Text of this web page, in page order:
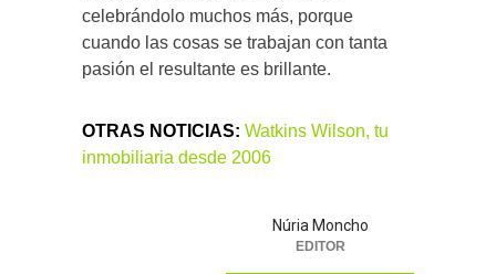
celebrándolo muchos más, porque
cuando las cosas se trabajan con tanta
pasión el resultante es brillante.
OTRAS NOTICIAS: Watkins Wilson, tu
inmobiliaria desde 2006
Núria Moncho
EDITOR